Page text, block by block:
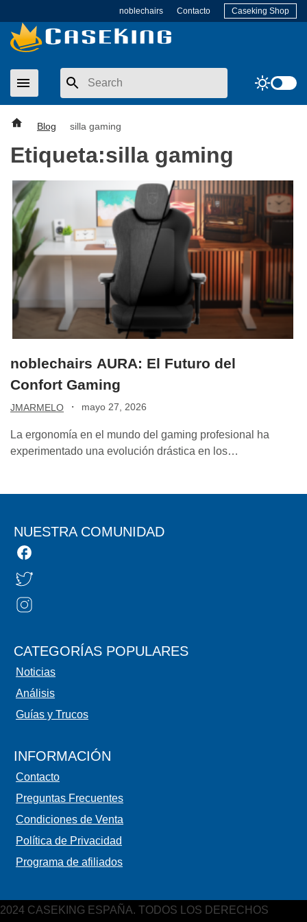
to
content
noblechairs Contacto Caseking Shop
menu sunny
Blog silla gaming
Etiqueta:silla gaming
noblechairs AURA: El Futuro del
Confort Gaming
JMARMELO · mayo 27, 2026
La ergonomía en el mundo del gaming profesional ha
experimentado una evolución drástica en los…
NUESTRA COMUNIDAD
CATEGORÍAS POPULARES
Noticias
Análisis
Guías y Trucos
INFORMACIÓN
Contacto
Preguntas Frecuentes
Condiciones de Venta
Política de Privacidad
Programa de afiliados
2024 CASEKING ESPAÑA. TODOS LOS DERECHOS